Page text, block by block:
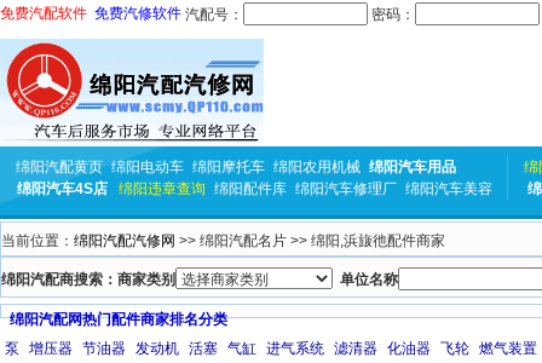
免费汽配软件 免费汽修软件 汽配号： 密码：
绵阳汽配黄页 绵阳电动车 绵阳摩托车 绵阳农用机械 绵阳汽车用品
绵阳汽车4S店
绵阳违章查询 绵阳配件库 绵阳汽车修理厂 绵阳汽车美容
绵
当前位置： 绵阳汽配汽修网 >> 绵阳汽配名片 >> 绵阳,浜旇彵配件商家
绵阳汽配商搜索：商家类别 单位名称
绵阳汽配网热门配件商家排名分类
泵
增压器 节油器 发动机 活塞 气缸 进气系统 滤清器 化油器 飞轮 燃气装置